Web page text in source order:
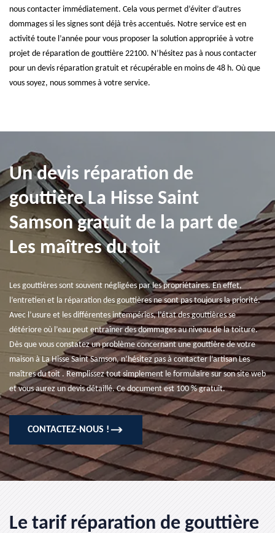
nous contacter immédiatement. Cela vous permet d’éviter d’autres
dommages si les signes sont déjà très accentués. Notre service est en
activité toute l’année pour vous proposer la solution appropriée à votre
projet de réparation de gouttière 22100. N’hésitez pas à nous contacter
pour un devis réparation gratuit et récupérable en moins de 48 h. Où que
vous soyez, nous sommes à votre service.
Un devis réparation de
gouttière La Hisse Saint
Samson gratuit de la part de
Les maîtres du toit
Les gouttières sont souvent négligées par les propriétaires. En effet,
l’entretien et la réparation des gouttières ne sont pas toujours la priorité.
Avec l’usure et les différentes intempéries, l’état des gouttières se
détériore où l’eau peut entraîner des dommages au niveau de la toiture.
Dès que vous constatez un problème concernant une gouttière de votre
maison à La Hisse Saint Samson, n’hésitez pas à contacter l’artisan Les
maîtres du toit . Remplissez tout simplement le formulaire sur son site web
et vous aurez un devis détaillé. Ce document est 100 % gratuit.
CONTACTEZ-NOUS !
Le tarif réparation de gouttière